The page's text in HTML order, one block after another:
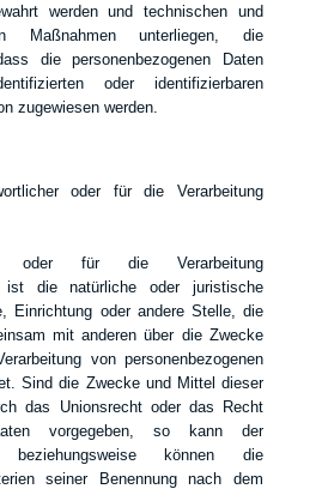
werden und technischen und
Maßnahmen unterliegen, die
die personenbezogenen Daten
oder identifizierbaren
zugewiesen werden.
oder für die Verarbeitung
oder für die Verarbeitung
ist die natürliche oder juristische
Einrichtung oder andere Stelle, die
mit anderen über die Zwecke
von personenbezogenen
Sind die Zwecke und Mittel dieser
das Unionsrecht oder das Recht
vorgegeben, so kann der
beziehungsweise können die
seiner Benennung nach dem